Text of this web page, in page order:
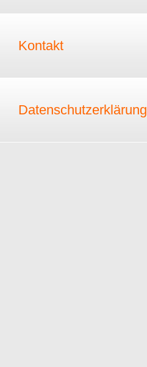
Kontakt
Datenschutzerklärung